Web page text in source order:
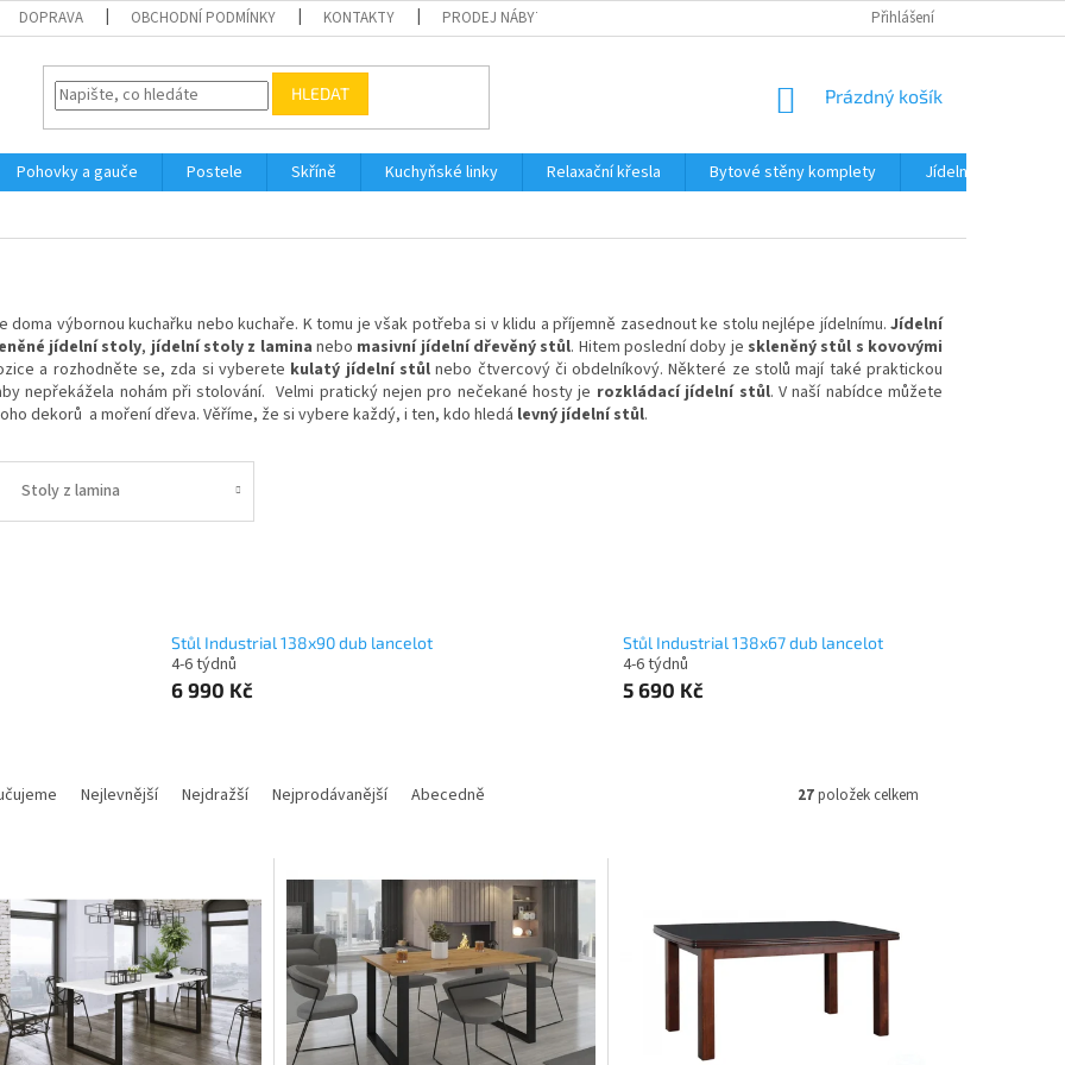
DOPRAVA OBCHODNÍ PODMÍNKY KONTAKTY PRODEJ NÁBYTKU NA SPLÁTKY PODMÍNKY OCHRANY
Přihlášení
HLEDAT
NÁKUPNÍ
Prázdný košík
Pohovky a gauče Postele Skříně Kuchyňské linky Relaxační křesla Bytové stěny komplety Jídelní sety
výbornou kuchařku nebo kuchaře. K tomu je však potřeba si v klidu a příjemně zasednout ke stolu nejlépe jídelnímu. Jídelní
jídelní stoly, jídelní stoly z lamina nebo masivní jídelní dřevěný stůl. Hitem poslední doby je skleněný stůl s kovovými
a rozhodněte se, zda si vyberete kulatý jídelní stůlnebo čtvercový či obdelníkový. Některé ze stolů mají také praktickou
nepřekážela nohám při stolování. Velmi pratický nejen pro nečekané hosty je rozkládací jídelní stůl. V naší nabídce můžete
dekorů a moření dřeva. Věříme, že si vybere každý, i ten, kdo hledá levný jídelní stůl.
Stoly z lamina
Stůl Industrial 138x90 dub lancelot
4-6 týdnů
6 990 Kč
Stůl Industrial 138x67 dub lancelot
4-6 týdnů
5 690 Kč
Nejlevnější Nejdražší Nejprodávanější Abecedně 27položek celkem